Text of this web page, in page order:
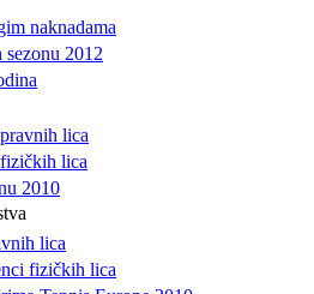
naknadama
2012
lica
lica
2010
lica
fizičkih lica